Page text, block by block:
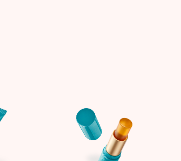
était :
54,900 DT.